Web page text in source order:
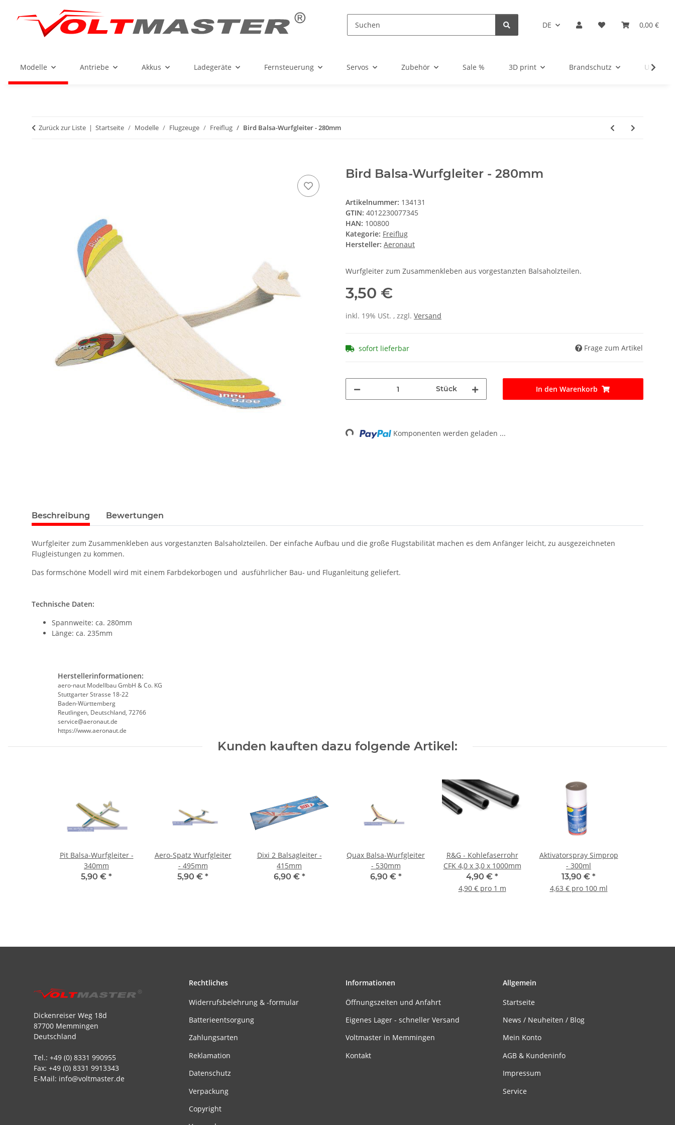
DE 0,00 €
Modelle Antriebe Akkus Ladegeräte Fernsteuerung Servos Zubehör Sale % 3D print Brandschutz
Zurück zur Liste Startseite Modelle Flugzeuge Freiflug Bird Balsa-Wurfgleiter - 280mm
Bird Balsa-Wurfgleiter - 280mm
Artikelnummer: 134131
GTIN: 4012230077345
HAN: 100800
Kategorie: Freiflug
Hersteller: Aeronaut
Wurfgleiter zum Zusammenkleben aus vorgestanzten Balsaholzteilen.
3,50 €
inkl. 19% USt. , zzgl. Versand
sofort lieferbar Frage zum Artikel
Stück In den Warenkorb
Loading... Komponenten werden geladen ...
Beschreibung Bewertungen
Wurfgleiter zum Zusammenkleben aus vorgestanzten Balsaholzteilen. Der einfache Aufbau und die große Flugstabilität machen es dem Anfänger leicht, zu ausgezeichneten
Flugleistungen zu kommen.
Das formschöne Modell wird mit einem Farbdekorbogen und ausführlicher Bau- und Fluganleitung geliefert.
Technische Daten:
Spannweite: ca. 280mm
Länge: ca. 235mm
Herstellerinformationen:
aero-naut Modellbau GmbH & Co. KG
Stuttgarter Strasse 18-22
Baden-Württemberg
Reutlingen, Deutschland, 72766
service@aeronaut.de
https://www.aeronaut.de
Kunden kauften dazu folgende Artikel:
Pit Balsa-Wurfgleiter -
340mm
5,90 € *
Aero-Spatz Wurfgleiter
- 495mm
5,90 € *
Dixi 2 Balsagleiter -
415mm
6,90 € *
Quax Balsa-Wurfgleiter
- 530mm
6,90 € *
R&G - Kohlefaserrohr
CFK 4,0 x 3,0 x 1000mm
4,90 € *
4,90 € pro 1 m
Aktivatorspray Simprop
- 300ml
13,90 € *
4,63 € pro 100 ml
Dickenreiser Weg 18d
87700 Memmingen
Deutschland
Tel.: +49 (0) 8331 990955
Fax: +49 (0) 8331 9913343
E-Mail: info@voltmaster.de
Rechtliches
Widerrufsbelehrung & -formular
Batterieentsorgung
Zahlungsarten
Reklamation
Datenschutz
Verpackung
Copyright
Informationen
Öffnungszeiten und Anfahrt
Eigenes Lager - schneller Versand
Voltmaster in Memmingen
Kontakt
Allgemein
Startseite
News / Neuheiten / Blog
Mein Konto
AGB & Kundeninfo
Impressum
Service